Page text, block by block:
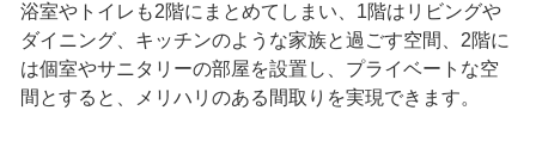
浴室やトイレも2階にまとめてしまい、1階はリビングや
ダイニング、キッチンのような家族と過ごす空間、2階に
は個室やサニタリーの部屋を設置し、プライベートな空
間とすると、メリハリのある間取りを実現できます。